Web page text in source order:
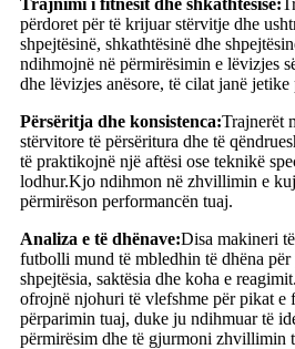
përdoret për të krijuar stërvitje dhe
shpejtësinë, shkathtësinë dhe
ndihmojnë në përmirësimin e lëvizjes
dhe lëvizjes anësore, të cilat janë
Përsëritja dhe konsistenca:Trajnerët
stërvitore të përsëritura dhe të
të praktikojnë një aftësi ose teknikë
lodhur.Kjo ndihmon në zhvillimin e
përmirëson performancën tuaj.
Analiza e të dhënave:Disa makineri
futbolli mund të mbledhin të dhëna për
shpejtësia, saktësia dhe koha e
ofrojnë njohuri të vlefshme për pikat e
përparimin tuaj, duke ju ndihmuar të
përmirësim dhe të gjurmoni zhvillimin